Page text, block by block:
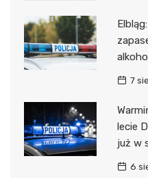
7
lecie
już w
6